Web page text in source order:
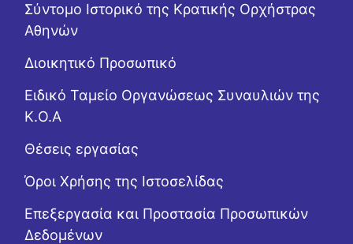
Σύντομο Ιστορικό της Κρατικής Ορχήστρας
Αθηνών
Διοικητικό Προσωπικό
Ειδικό Ταμείο Οργανώσεως Συναυλιών της
Κ.Ο.Α
Θέσεις εργασίας
Όροι Χρήσης της Ιστοσελίδας
Επεξεργασία και Προστασία Προσωπικών
Δεδομένων